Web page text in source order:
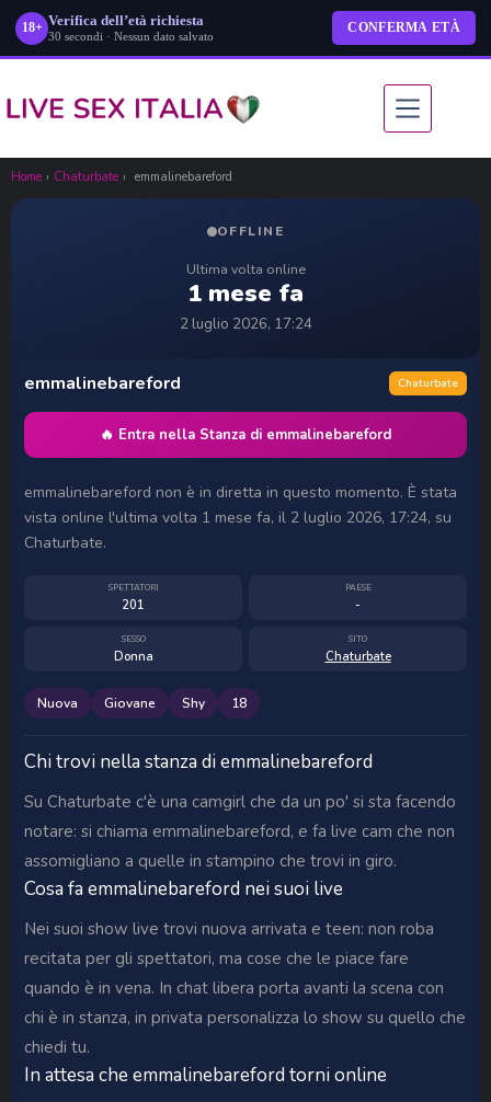
18+ Verifica dell’età richiesta
30 secondi · Nessun dato salvato
CONFERMA ETÀ
contenuto
Home › Chaturbate › emmalinebareford
OFFLINE
Ultima volta online
1 mese fa
2 luglio 2026, 17:24
emmalinebareford Chaturbate
🔥 Entra nella Stanza di emmalinebareford
emmalinebareford non è in diretta in questo momento. È stata
vista online l'ultima volta 1 mese fa, il 2 luglio 2026, 17:24, su
Chaturbate.
SPETTATORI
201
PAESE
-
SESSO
Donna
SITO
Chaturbate
Nuova Giovane Shy 18
Chi trovi nella stanza di emmalinebareford
Su Chaturbate c'è una camgirl che da un po' si sta facendo
notare: si chiama emmalinebareford, e fa live cam che non
assomigliano a quelle in stampino che trovi in giro.
Cosa fa emmalinebareford nei suoi live
Nei suoi show live trovi nuova arrivata e teen: non roba
recitata per gli spettatori, ma cose che le piace fare
quando è in vena. In chat libera porta avanti la scena con
chi è in stanza, in privata personalizza lo show su quello che
chiedi tu.
In attesa che emmalinebareford torni online